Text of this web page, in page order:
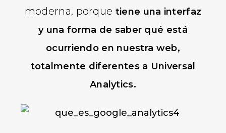
moderna, porque tiene una interfaz
y una forma de saber qué está
ocurriendo en nuestra web,
totalmente diferentes a Universal
Analytics.